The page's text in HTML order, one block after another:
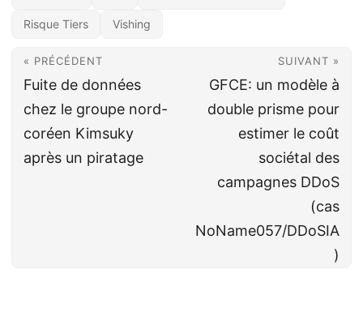
Risque Tiers Vishing
« PRÉCÉDENT
Fuite de données
chez le groupe nord-
coréen Kimsuky
après un piratage
SUIVANT »
GFCE: un modèle à
double prisme pour
estimer le coût
sociétal des
campagnes DDoS
(cas
NoName057/DDoSIA
)